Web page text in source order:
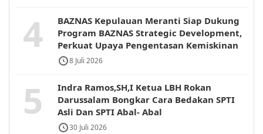
4
BAZNAS Kepulauan Meranti Siap Dukung
Program BAZNAS Strategic Development,
Perkuat Upaya Pengentasan Kemiskinan
8 Juli 2026
5
Indra Ramos,SH,I Ketua LBH Rokan
Darussalam Bongkar Cara Bedakan SPTI
Asli Dan SPTI Abal- Abal
30 Juli 2026